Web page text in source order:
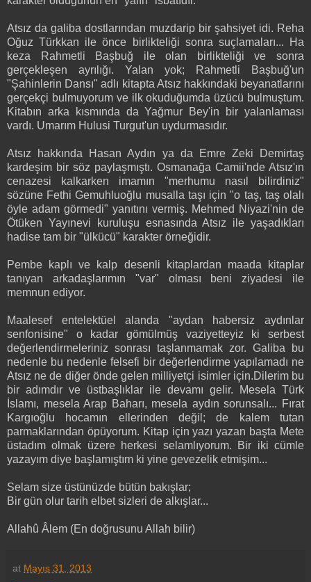
Atsız da galiba dostlarından muzdarip bir şahsiyet idi. Reha
Oğuz Türkkan ile önce birlikteliği sonra suçlamaları... Ha
keza Rahmetli Başbuğ ile olan birlikteliği ve sonra
gerçekleşen ayrılığı. Yalan yok; Rahmetli Başbuğ'un
"Şahinlerin Dansı" adlı kitapta Atsız hakkındaki beyanatlarını
gerçekçi bulmuyorum ve ilk okuduğumda üzücü bulmuştum.
Kitabın arka kısmında da Yağmur Bey'in bir yalanlaması
vardı. Umarım Hulusi Turgut'un uydurmasıdır.
Atsız hakkında Hasan Aydın ya da Emre Zeki Demirtaş
kardeşim bir söz paylaşmıştı. Osmanağa Camii'nde Atsız'ın
cenazesi kalkarken imamın "merhumu nasıl bilirdiniz"
sözüne Fethi Gemuhluoğlu musalla taşı için "o taş, taş olalı
öyle adam görmedi" yanıtını vermiş. Mehmed Niyazi'nin de
Ötüken Yayınevi kuruluşu esnasında Atsız ile yaşadıkları
hadise tam bir "ülkücü" karakter örneğidir.
Pembe kaplı ve kalp desenli kitaplardan maada kitaplar
tanıyan arkadaşlarımın "var" olması beni ziyadesi ile
memnun ediyor.
Maalesef entelektüel alanda "aydan habersiz aydınlar
senfonisine" o kadar gömülmüş vaziyetteyiz ki serbest
değerlendirmeleriniz sonrası taşlanmamak zor. Galiba bu
nedenle bu nedenle felsefi bir değerlendirme yapılamadı ne
Atsız ne de diğer önde gelen milliyetçi isimler için.Dilerim bu
bir adımdır ve üstbaşlıklar ile devamı gelir. Mesela Türk
İslamı, mesela Arap Baharı, mesela aydın sorunsalı... Fırat
Kargıoğlu hocamın ellerinden değil; de kalem tutan
parmaklarından öpüyorum. Kitap için yazı yazan başta Mete
üstadım olmak üzere herkesi selamlıyorum. Bir iki cümle
yazayım diye başlamıştım ki yine gevezelik etmişim...
Selam size üstünüzde bütün bakışlar;
Bir gün olur tarih elbet sizleri de alkışlar...
Allahû Âlem (En doğrusunu Allah bilir)
at Mayıs 31, 2013